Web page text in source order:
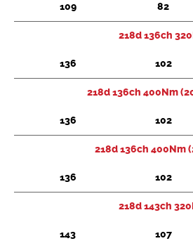
109 82
218d 136ch
136 102
218d 136ch 400Nm
136 102
218d 136ch 400Nm
136 102
218d 143ch
143 107